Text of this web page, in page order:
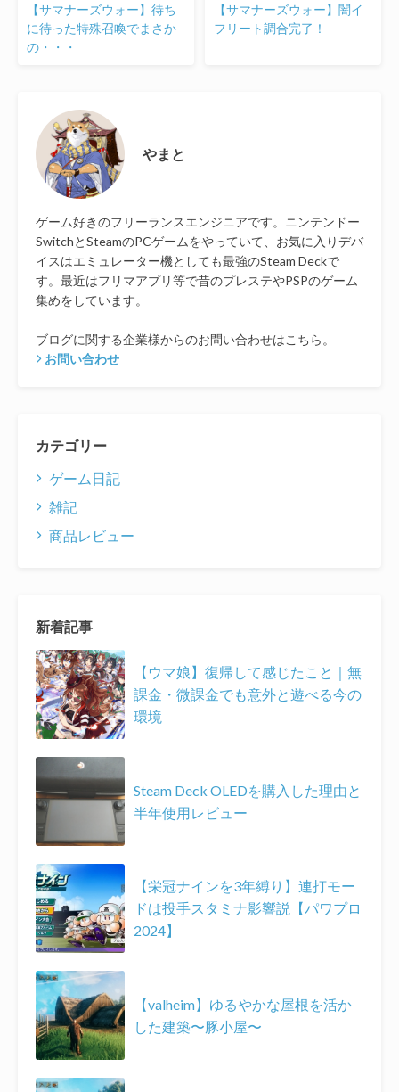
【サマナーズウォー】待ち
に待った特殊召喚でまさか
の・・・
【サマナーズウォー】闇イ
フリート調合完了！
やまと
ゲーム好きのフリーランスエンジニアです。ニンテンドー
SwitchとSteamのPCゲームをやっていて、お気に入りデバ
イスはエミュレーター機としても最強のSteam Deckで
す。最近はフリマアプリ等で昔のプレステやPSPのゲーム
集めをしています。
ブログに関する企業様からのお問い合わせはこちら。
お問い合わせ
カテゴリー
ゲーム日記
雑記
商品レビュー
新着記事
【ウマ娘】復帰して感じたこと｜無
課金・微課金でも意外と遊べる今の
環境
Steam Deck OLEDを購入した理由と
半年使用レビュー
【栄冠ナインを3年縛り】連打モー
ドは投手スタミナ影響説【パワプロ
2024】
【valheim】ゆるやかな屋根を活か
した建築〜豚小屋〜